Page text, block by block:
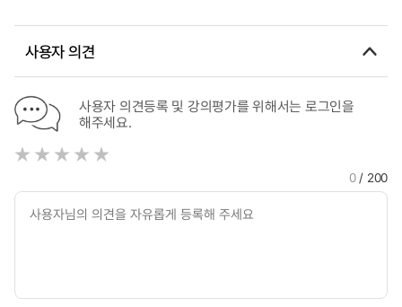
사용자 의견
사용자 의견등록 및 강의평가를 위해서는 로그인을
해주세요.
0/ 200